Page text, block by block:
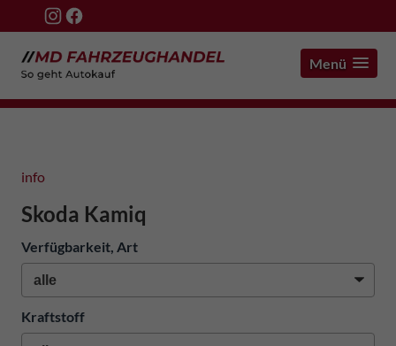
Menü
info
Skoda Kamiq
Verfügbarkeit, Art
Kraftstoff